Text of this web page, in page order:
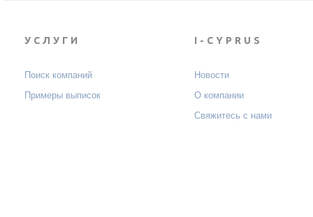
УСЛУГИ
Поиск компаний
Примеры выписок
I-CYPRUS
Новости
О компании
Свяжитесь с нами